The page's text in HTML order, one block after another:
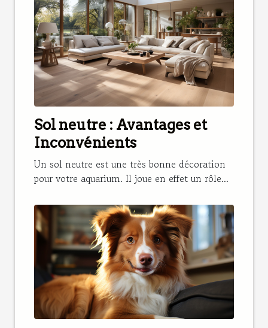
Sol neutre : Avantages et
Inconvénients
Un sol neutre est une très bonne décoration
pour votre aquarium. Il joue en effet un rôle...